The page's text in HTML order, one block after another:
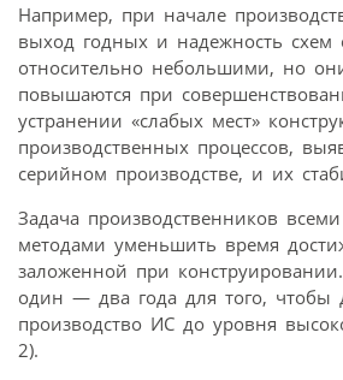
Например, при начале
выход годных и надежность схем
относительно небольшими, но
повышаются при
устранении «слабых мест»
производственных процессов,
серийном производстве, и их
Задача производственников
методами уменьшить время
заложенной при
один — два года для того, чтобы
производство ИС до уровня
2).